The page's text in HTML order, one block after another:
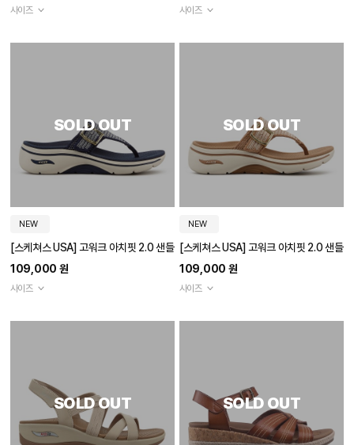
사이즈 사이즈
SOLD OUT
NEW
[스케쳐스 USA] 고워크 아치핏 2.0 샌들
109,000 원
사이즈
SOLD OUT
NEW
[스케쳐스 USA] 고워크 아치핏 2.0 샌들
109,000 원
사이즈
SOLD OUT SOLD OUT